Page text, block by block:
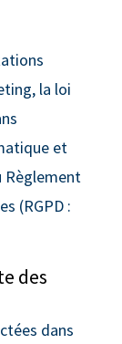
la loi
et
Règlement
(RGPD :
des
dans